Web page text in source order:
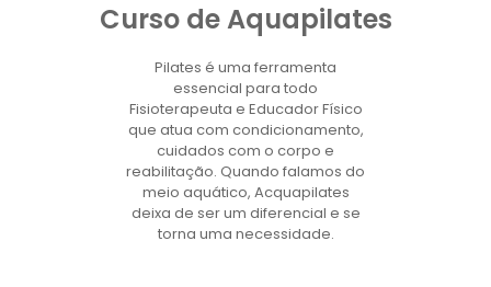
Curso de Aquapilates
Pilates é uma ferramenta
essencial para todo
Fisioterapeuta e Educador Físico
que atua com condicionamento,
cuidados com o corpo e
reabilitação. Quando falamos do
meio aquático, Acquapilates
deixa de ser um diferencial e se
torna uma necessidade.